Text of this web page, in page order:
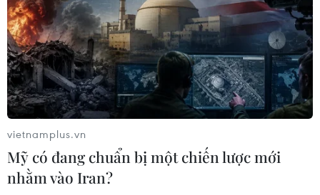
vietnamplus.vn
Mỹ có đang chuẩn bị một chiến lược mới
nhằm vào Iran?